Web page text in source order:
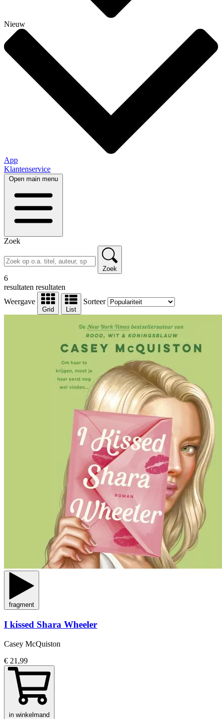
Nieuw
App
Klantenservice
Open main menu
Zoek
Zoek
6
resultaten resultaten
Weergave
Grid List
Sorteer
fragment
I kissed Shara Wheeler
Casey McQuiston
€ 21,99
in winkelmand